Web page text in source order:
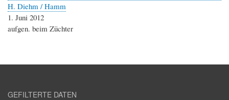
H. Diehm / Hamm
1. Juni 2012
aufgen. beim Züchter
GEFILTERTE DATEN